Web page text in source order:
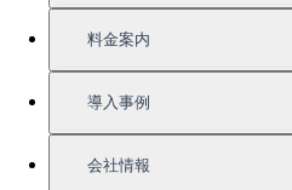
TUNAGの特徴
機能一覧
充実したサポート
料金案内
料金案内
導入事例
導入事例
会社情報